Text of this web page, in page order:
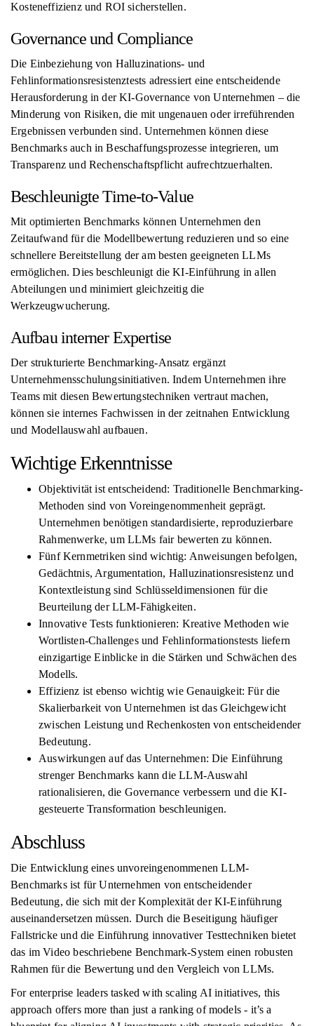
Kosteneffizienz und ROI sicherstellen.
Governance und Compliance
Die Einbeziehung von Halluzinations- und
Fehlinformationsresistenztests adressiert eine entscheidende
Herausforderung in der KI-Governance von Unternehmen – die
Minderung von Risiken, die mit ungenauen oder irreführenden
Ergebnissen verbunden sind. Unternehmen können diese
Benchmarks auch in Beschaffungsprozesse integrieren, um
Transparenz und Rechenschaftspflicht aufrechtzuerhalten.
Beschleunigte Time-to-Value
Mit optimierten Benchmarks können Unternehmen den
Zeitaufwand für die Modellbewertung reduzieren und so eine
schnellere Bereitstellung der am besten geeigneten LLMs
ermöglichen. Dies beschleunigt die KI-Einführung in allen
Abteilungen und minimiert gleichzeitig die
Werkzeugwucherung.
Aufbau interner Expertise
Der strukturierte Benchmarking-Ansatz ergänzt
Unternehmensschulungsinitiativen. Indem Unternehmen ihre
Teams mit diesen Bewertungstechniken vertraut machen,
können sie internes Fachwissen in der zeitnahen Entwicklung
und Modellauswahl aufbauen.
Wichtige Erkenntnisse
Objektivität ist entscheidend: Traditionelle Benchmarking-
Methoden sind von Voreingenommenheit geprägt.
Unternehmen benötigen standardisierte, reproduzierbare
Rahmenwerke, um LLMs fair bewerten zu können.
Fünf Kernmetriken sind wichtig: Anweisungen befolgen,
Gedächtnis, Argumentation, Halluzinationsresistenz und
Kontextleistung sind Schlüsseldimensionen für die
Beurteilung der LLM-Fähigkeiten.
Innovative Tests funktionieren: Kreative Methoden wie
Wortlisten-Challenges und Fehlinformationstests liefern
einzigartige Einblicke in die Stärken und Schwächen des
Modells.
Effizienz ist ebenso wichtig wie Genauigkeit: Für die
Skalierbarkeit von Unternehmen ist das Gleichgewicht
zwischen Leistung und Rechenkosten von entscheidender
Bedeutung.
Auswirkungen auf das Unternehmen: Die Einführung
strenger Benchmarks kann die LLM-Auswahl
rationalisieren, die Governance verbessern und die KI-
gesteuerte Transformation beschleunigen.
Abschluss
Die Entwicklung eines unvoreingenommenen LLM-
Benchmarks ist für Unternehmen von entscheidender
Bedeutung, die sich mit der Komplexität der KI-Einführung
auseinandersetzen müssen. Durch die Beseitigung häufiger
Fallstricke und die Einführung innovativer Testtechniken bietet
das im Video beschriebene Benchmark-System einen robusten
Rahmen für die Bewertung und den Vergleich von LLMs.
For enterprise leaders tasked with scaling AI initiatives, this
approach offers more than just a ranking of models - it’s a